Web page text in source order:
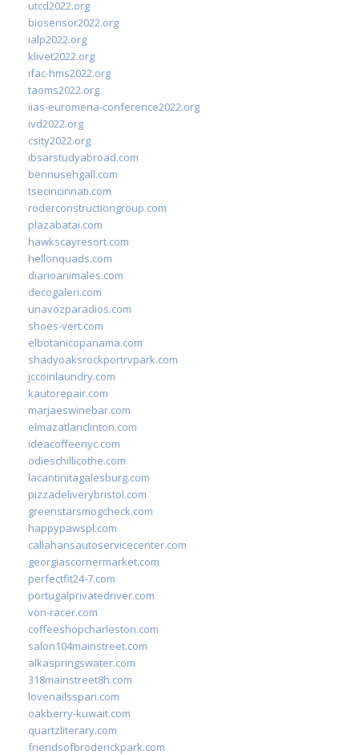
utcd2022.org
biosensor2022.org
ialp2022.org
klivet2022.org
ifac-hms2022.org
taoms2022.org
iias-euromena-conference2022.org
ivd2022.org
csity2022.org
ibsarstudyabroad.com
bennusehgall.com
tsecincinnati.com
roderconstructiongroup.com
plazabatai.com
hawkscayresort.com
hellonquads.com
diarioanimales.com
decogaleri.com
unavozparadios.com
shoes-vert.com
elbotanicopanama.com
shadyoaksrockportrvpark.com
jccoinlaundry.com
kautorepair.com
marjaeswinebar.com
elmazatlanclinton.com
ideacoffeenyc.com
odieschillicothe.com
lacantinitagalesburg.com
pizzadeliverybristol.com
greenstarsmogcheck.com
happypawspl.com
callahansautoservicecenter.com
georgiascornermarket.com
perfectfit24-7.com
portugalprivatedriver.com
von-racer.com
coffeeshopcharleston.com
salon104mainstreet.com
alkaspringswater.com
318mainstreet8h.com
lovenailsspari.com
oakberry-kuwait.com
quartzliterary.com
friendsofbroderickpark.com